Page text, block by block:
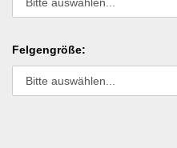
Felgengröße: